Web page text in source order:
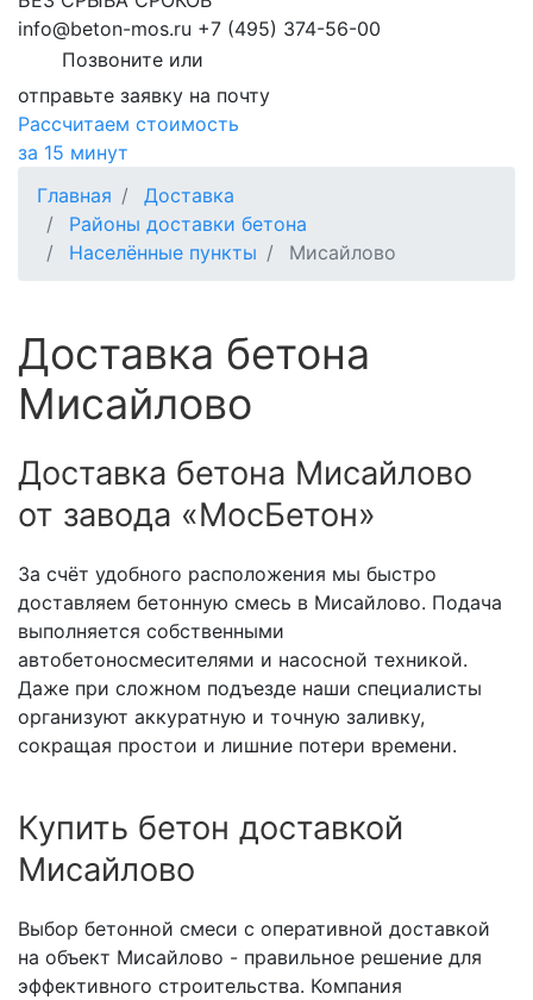
info@beton-mos.ru +7 (495) 374-56-00
Позвоните или
отправьте заявку на почту
Рассчитаем стоимость
за 15 минут
Главная
Доставка
Районы доставки бетона
Населённые пункты
Мисайлово
Доставка бетона
Мисайлово
Доставка бетона Мисайлово
от завода «МосБетон»
За счёт удобного расположения мы быстро
доставляем бетонную смесь в Мисайлово. Подача
выполняется собственными
автобетоносмесителями и насосной техникой.
Даже при сложном подъезде наши специалисты
организуют аккуратную и точную заливку,
сокращая простои и лишние потери времени.
Купить бетон доставкой
Мисайлово
Выбор бетонной смеси с оперативной доставкой
на объект Мисайлово - правильное решение для
эффективного строительства. Компания